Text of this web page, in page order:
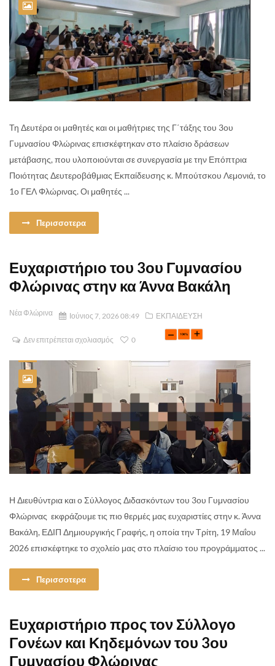
Τη Δευτέρα οι μαθητές και οι μαθήτριες της Γ΄τάξης του 3ου
Γυμνασίου Φλώρινας επισκέφτηκαν στο πλαίσιο δράσεων
μετάβασης, που υλοποιούνται σε συνεργασία με την Επόπτρια
Ποιότητας Δευτεροβάθμιας Εκπαίδευσης κ. Μπούτσκου Λεμονιά, το
1ο ΓΕΛ Φλώρινας. Οι μαθητές ...
Περισσοτερα
Ευχαριστήριο του 3ου Γυμνασίου
Φλώρινας στην κα Άννα Βακάλη
Νέα Φλώρινα Ιούνιος 7, 2026 08:49 ΕΚΠΑΙΔΕΥΣΗ
Δεν επιτρέπεται σχολιασμός 0
Η Διευθύντρια και ο Σύλλογος Διδασκόντων του 3ου Γυμνασίου
Φλώρινας εκφράζουμε τις πιο θερμές μας ευχαριστίες στην κ. Άννα
Βακάλη, ΕΔΙΠ Δημιουργικής Γραφής, η οποία την Τρίτη, 19 Μαΐου
2026 επισκέφτηκε το σχολείο μας στο πλαίσιο του προγράμματος ...
Περισσοτερα
Ευχαριστήριο προς τον Σύλλογο
Γονέων και Κηδεμόνων του 3ου
Γυμνασίου Φλώρινας